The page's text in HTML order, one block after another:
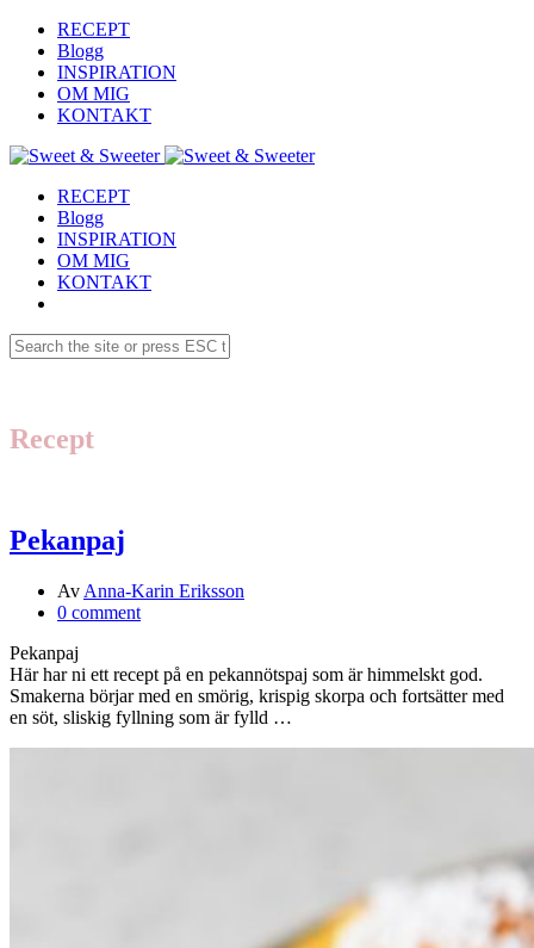
RECEPT
Blogg
INSPIRATION
OM MIG
KONTAKT
RECEPT
Blogg
INSPIRATION
OM MIG
KONTAKT
Recept
Pekanpaj
Av Anna-Karin Eriksson
0 comment
Pekanpaj
Här har ni ett recept på en pekannötspaj som är himmelskt god.
Smakerna börjar med en smörig, krispig skorpa och fortsätter med
en söt, sliskig fyllning som är fylld …